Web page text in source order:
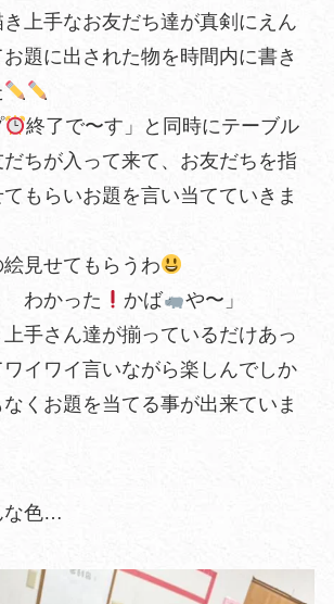
上手なお友だち達が真剣にえん
題に出された物を時間内に書き
終了で〜す」と同時にテーブル
ちが入って来て、お友だちを指
もらいお題を言い当てていきま
絵見せてもらうわ
た
かば
や〜」
手さん達が揃っているだけあっ
イワイ言いながら楽しんでしか
くお題を当てる事が出来ていま
な色…